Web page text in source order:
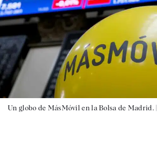
Un globo de MásMóvil en la Bolsa de Madrid. |